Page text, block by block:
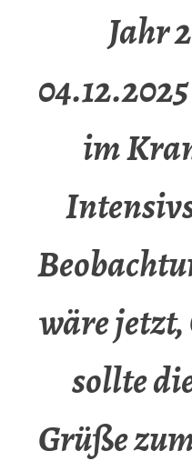
Jahr
im
wäre jetzt,
sollte
Grüße